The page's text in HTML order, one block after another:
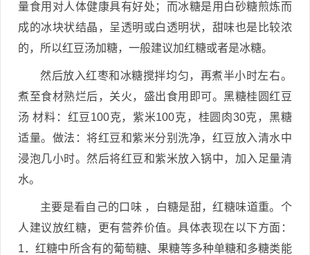
量食用对人体健康具有好处；而冰糖是用白砂糖煎炼而
成的冰块状结晶，呈透明或白透明状，甜味也是比较浓
的，所以红豆汤加糖，一般建议加红糖或者是冰糖。
然后放入红枣和冰糖搅拌均匀，再煮半小时左右。
煮至食材熟烂后，关火，盛出食用即可。黑糖桂圆红豆
汤 材料：红豆100克，紫米100克，桂圆肉30克，黑糖
适量。做法：将红豆和紫米分别洗净，红豆放入清水中
浸泡几小时。然后将红豆和紫米放入锅中，加入足量清
水。
主要是看自己的口味 ，白糖是甜，红糖味道重。个
人建议放红糖，更有营养价值。具体表现在以下方面：
1．红糖中所含有的葡萄糖、果糖等多种单糖和多糖类能